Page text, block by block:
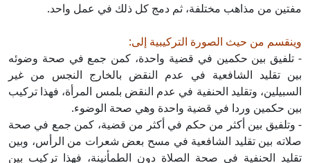
مفتين من مذاهب مختلفة، ثم دمج كل ذلك في عمل واحد.
وينقسم من حيث الصورة التركيبية إلى:
- تلفيق بين حكمين في قضية واحدة، كمن جمع في صحة وضوئه
بين تقليد الشافعية في عدم النقض بالخارج النجس من غير
السبيلين، وتقليد الحنفية في عدم النقض بلمس المرأة، فهذا تركيب
بين حكمين وردا في قضية واحدة وهي صحة الوضوء.
- وتلفيق بين أكثر من حكم في أكثر من قضية، كمن جمع في صحة
صلاته بين تقليد الشافعية في مسح بعض شعرات من الرأس، وبين
تقليد الحنفية في صحة الصلاة دون الطمأنينة، فهذا تركيب بين